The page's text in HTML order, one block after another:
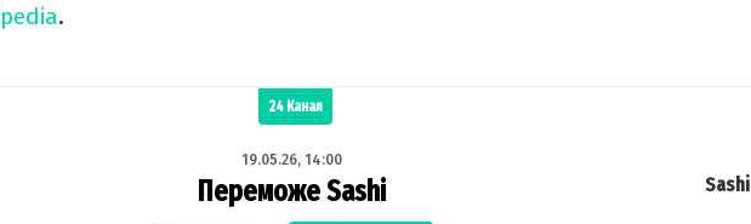
.
24 Канал
19.05.26, 14:00
Переможе Sashi Sashi